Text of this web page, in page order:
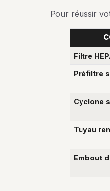
Pour réussir
Filtre
Préfiltre
Cyclone
Tuyau
Embout